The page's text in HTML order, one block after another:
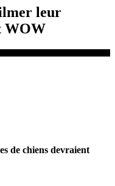
leur
WOW
de chiens devraient